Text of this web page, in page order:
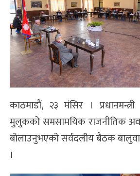
काठमाडौं, २३ मंसिर ।
मुलुकको समसामयिक राजनीतिक
बोलाउनुभएको सर्वदलीय बैठक
।